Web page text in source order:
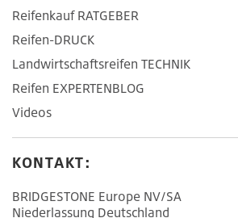
Reifenkauf RATGEBER
Reifen-DRUCK
Landwirtschaftsreifen TECHNIK
Reifen EXPERTENBLOG
Videos
KONTAKT:
BRIDGESTONE Europe NV/SA
Niederlassung Deutschland